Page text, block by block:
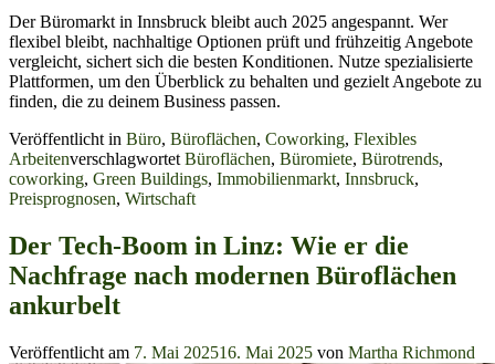
Der Büromarkt in Innsbruck bleibt auch 2025 angespannt. Wer
flexibel bleibt, nachhaltige Optionen prüft und frühzeitig Angebote
vergleicht, sichert sich die besten Konditionen. Nutze spezialisierte
Plattformen, um den Überblick zu behalten und gezielt Angebote zu
finden, die zu deinem Business passen.
Veröffentlicht in Büro, Büroflächen, Coworking, Flexibles
Arbeitenverschlagwortet Büroflächen, Büromiete, Bürotrends,
coworking, Green Buildings, Immobilienmarkt, Innsbruck,
Preisprognosen, Wirtschaft
Der Tech-Boom in Linz: Wie er die
Nachfrage nach modernen Büroflächen
ankurbelt
Veröffentlicht am 7. Mai 202516. Mai 2025 von Martha Richmond